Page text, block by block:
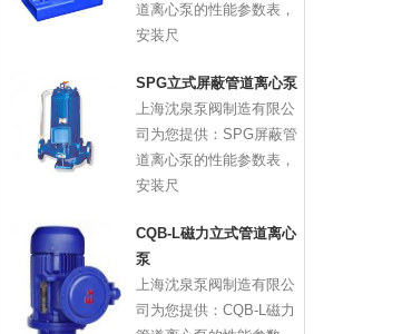
道离心泵的性能参数表，
安装尺
SPG立式屏蔽管道离心泵
上海沈泉泵阀制造有限公
司为您提供：SPG屏蔽管
道离心泵的性能参数表，
安装尺
CQB-L磁力立式管道离心
泵
上海沈泉泵阀制造有限公
司为您提供：CQB-L磁力